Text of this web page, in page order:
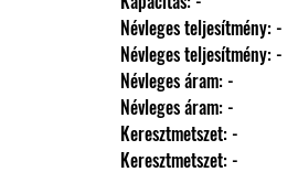
                Névleges teljesítmény: -
                Névleges teljesítmény: -
                Névleges áram: -
                Névleges áram: -
                Keresztmetszet: -
                Keresztmetszet: -